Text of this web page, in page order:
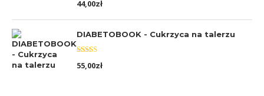
5.00na 5
44,00zł
DIABETOBOOK - Cukrzyca na talerzu
Oceniono
5.00na 5
55,00zł